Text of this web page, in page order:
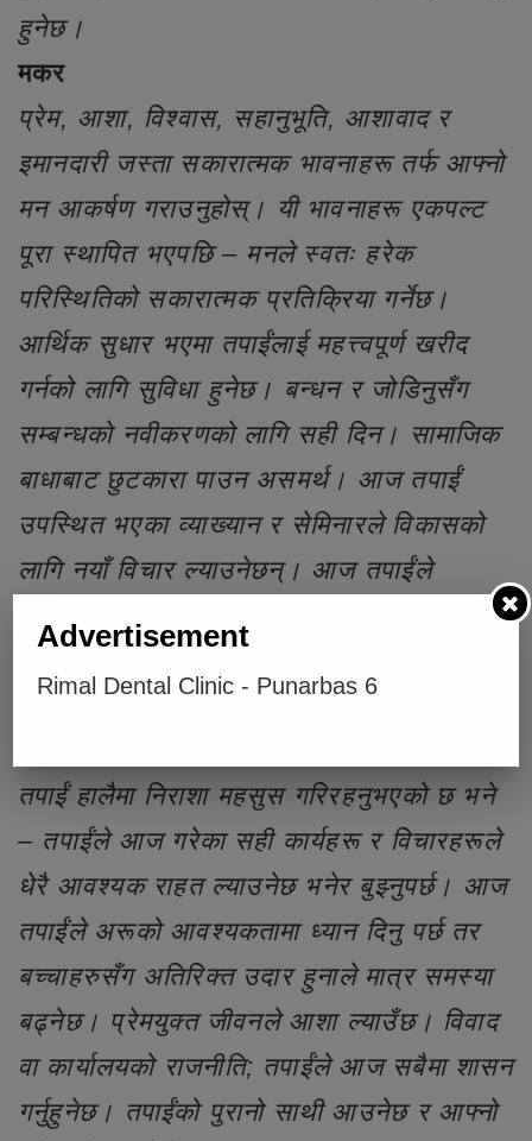
हुनेछ।
मकर
प्रेम, आशा, विश्वास, सहानुभूति, आशावाद र
इमानदारी जस्ता सकारात्मक भावनाहरू तर्फ आफ्नो
मन आकर्षण गराउनुहोस्। यी भावनाहरू एकपल्ट
पूरा स्थापित भएपछि – मनले स्वतः हरेक
परिस्थितिको सकारात्मक प्रतिक्रिया गर्नेछ।
आर्थिक सुधार भएमा तपाईंलाई महत्त्वपूर्ण खरीद
गर्नको लागि सुविधा हुनेछ। बन्धन र जोडिनुसँग
सम्बन्धको नवीकरणको लागि सही दिन। सामाजिक
बाधाबाट छुटकारा पाउन असमर्थ। आज तपाईं
उपस्थित भएका व्याख्यान र सेमिनारले विकासको
लागि नयाँ विचार ल्याउनेछन्। आज तपाईंले
तपाईं हालैमा निराशा महसुस गरिरहनुभएको छ भने
– तपाईंले आज गरेका सही कार्यहरू र विचारहरूले
धेरै आवश्यक राहत ल्याउनेछ भनेर बुझ्नुपर्छ। आज
तपाईंले अरूको आवश्यकतामा ध्यान दिनु पर्छ तर
बच्चाहरुसँग अतिरिक्त उदार हुनाले मात्र समस्या
बढ्नेछ। प्रेमयुक्त जीवनले आशा ल्याउँछ। विवाद
वा कार्यालयको राजनीति; तपाईंले आज सबैमा शासन
गर्नुहुनेछ। तपाईंको पुरानो साथी आउनेछ र आफ्नो
Advertisement
Rimal Dental Clinic - Punarbas 6